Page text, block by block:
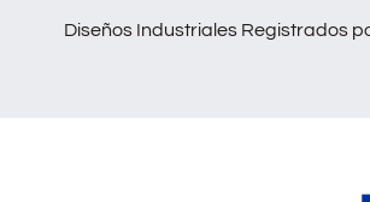
Diseños Industriales Registrados